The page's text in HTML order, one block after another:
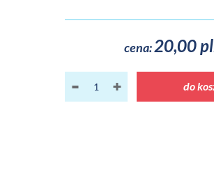
cena:20,00
do